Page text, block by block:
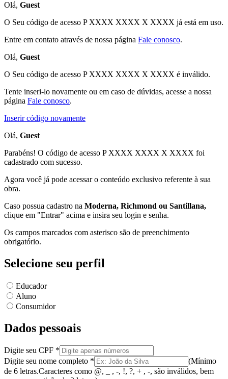
Olá, Guest
O Seu código de acesso P XXXX XXXX X XXXX já está em uso.
Entre em contato através de nossa página Fale conosco.
Olá, Guest
O Seu código de acesso P XXXX XXXX X XXXX é inválido.
Tente inseri-lo novamente ou em caso de dúvidas, acesse a nossa
página Fale conosco.
Inserir código novamente
Olá, Guest
Parabéns! O código de acesso P XXXX XXXX X XXXX foi
cadastrado com sucesso.
Agora você já pode acessar o conteúdo exclusivo referente à sua
obra.
Caso possua cadastro na Moderna, Richmond ou Santillana,
clique em "Entrar" acima e insira seu login e senha.
Os campos marcados com asterisco são de preenchimento
obrigatório.
Selecione seu perfil
Educador
Aluno
Consumidor
Dados pessoais
Digite seu CPF *
Digite seu nome completo * (Mínimo
de 6 letras.Caracteres como @, _ , -, !, ?, + , -, são inválidos, bem